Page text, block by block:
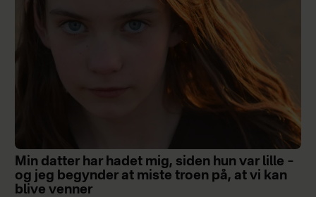
Min datter har hadet mig, siden hun var lille –
og jeg begynder at miste troen på, at vi kan
blive venner